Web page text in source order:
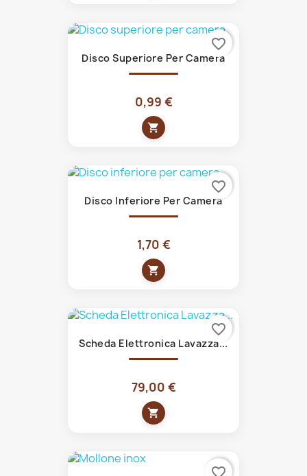
Disco Superiore Per Camera
0,99 €
shopping_cart
favorite_border
Disco Inferiore Per Camera
1,70 €
shopping_cart
favorite_border
Scheda Elettronica Lavazza...
79,00 €
shopping_cart
favorite_border
favorite_border